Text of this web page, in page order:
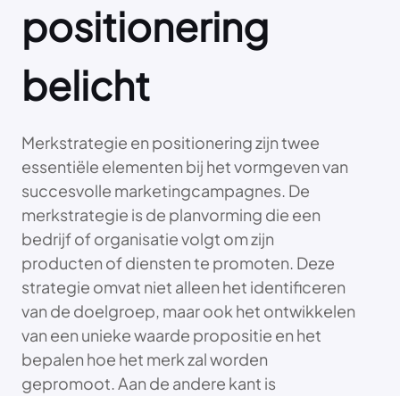
positionering
belicht
Merkstrategie en positionering zijn twee
essentiële elementen bij het vormgeven van
succesvolle marketingcampagnes. De
merkstrategie is de planvorming die een
bedrijf of organisatie volgt om zijn
producten of diensten te promoten. Deze
strategie omvat niet alleen het identificeren
van de doelgroep, maar ook het ontwikkelen
van een unieke waarde propositie en het
bepalen hoe het merk zal worden
gepromoot. Aan de andere kant is